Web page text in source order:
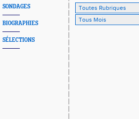
SONDAGES
BIOGRAPHIES
SÉLECTIONS